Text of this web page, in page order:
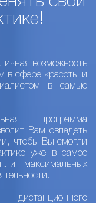
возможность
в сфере красоты и
в самые
программа
Вам овладеть
чтобы Вы смогли
уже в самое
максимальных